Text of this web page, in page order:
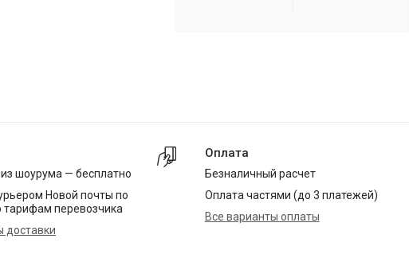
шоурума — бесплатно
Новой почты по
тарифам перевозчика
доставки
Оплата
Безналичный расчет
Оплата частями (до 3 платежей)
Все варианты оплаты